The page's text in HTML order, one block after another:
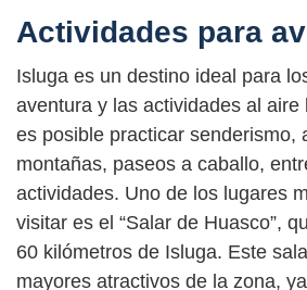
Actividades para
Isluga es un destino ideal para
aventura y las actividades al aire
es posible practicar senderismo,
montañas, paseos a caballo,
actividades. Uno de los lugares
visitar es el “Salar de Huasco”,
60 kilómetros de Isluga. Este
mayores atractivos de la zona,